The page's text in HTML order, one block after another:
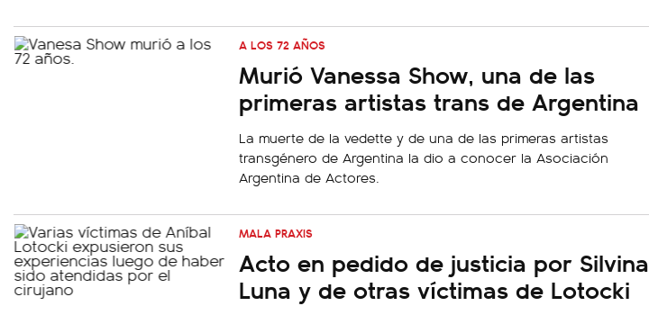
A LOS 72 AÑOS
Murió Vanessa Show, una de las
primeras artistas trans de Argentina
La muerte de la vedette y de una de las primeras artistas
transgénero de Argentina la dio a conocer la Asociación
Argentina de Actores.
MALA PRAXIS
Acto en pedido de justicia por Silvina
Luna y de otras víctimas de Lotocki